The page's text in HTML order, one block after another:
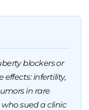
blockers or
effects: infertility,
in rare
who sued a clinic